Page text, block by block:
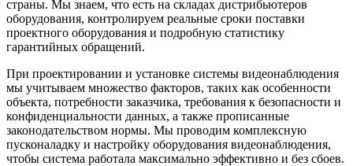
страны. Мы знаем, что есть на складах дистрибьютеров
оборудования, контролируем реальные сроки поставки
проектного оборудования и подробную статистику
гарантийных обращений.
При проектировании и установке системы видеонаблюдения
мы учитываем множество факторов, таких как особенности
объекта, потребности заказчика, требования к безопасности и
конфиденциальности данных, а также прописанные
законодательством нормы. Мы проводим комплексную
пусконаладку и настройку оборудования видеонаблюдения,
чтобы система работала максимально эффективно и без сбоев.